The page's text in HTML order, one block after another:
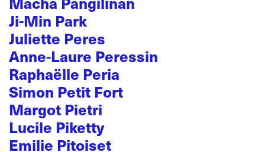
Ji-Min Park
Juliette Peres
Anne-Laure Peressin
Raphaëlle Peria
Simon Petit Fort
Margot Pietri
Lucile Piketty
Emilie Pitoiset